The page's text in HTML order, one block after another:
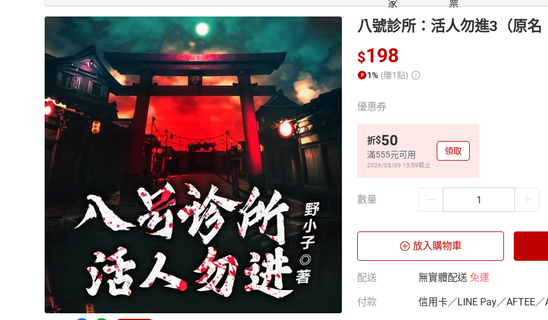
八號診所：活人勿進3（原
$198
1% (賺1點)
優惠券
折$50
滿555元可用
2026/08/09 15:59截止
領取
數量
放入購物車
配送 無實體配送 免運
付款 信用卡／LINE Pay／AFTEE／